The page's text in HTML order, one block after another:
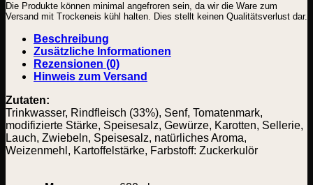
Die Produkte können minimal angefroren sein, da wir die Ware zum
Versand mit Trockeneis kühl halten. Dies stellt keinen Qualitätsverlust dar.
Beschreibung
Zusätzliche Informationen
Rezensionen (0)
Hinweis zum Versand
Zutaten:
Trinkwasser, Rindfleisch (33%), Senf, Tomatenmark,
modifizierte Stärke, Speisesalz, Gewürze, Karotten, Sellerie,
Lauch, Zwiebeln, Speisesalz, natürliches Aroma,
Weizenmehl, Kartoffelstärke, Farbstoff: Zuckerkulör